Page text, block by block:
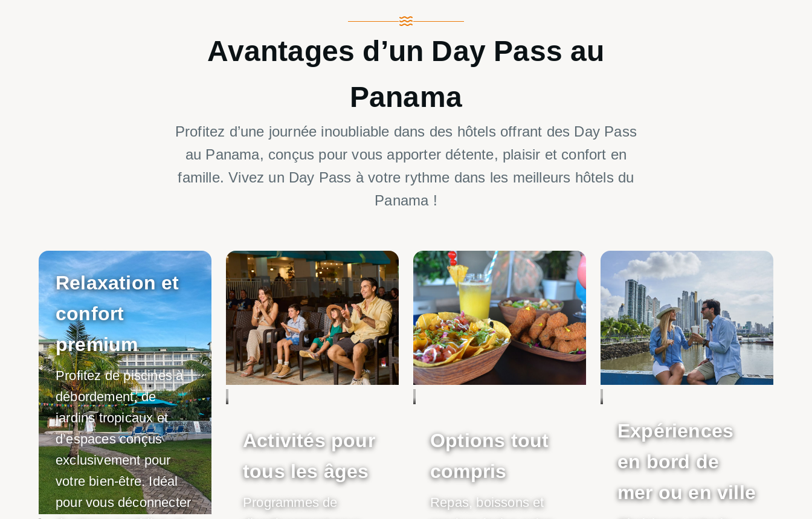
Avantages d’un Day Pass au
Panama
Profitez d’une journée inoubliable dans des hôtels offrant des Day Pass
au Panama, conçus pour vous apporter détente, plaisir et confort en
famille. Vivez un Day Pass à votre rythme dans les meilleurs hôtels du
Panama !
Relaxation et
confort
premium
Profitez de piscines à
débordement, de
jardins tropicaux et
d’espaces conçus
exclusivement pour
votre bien-être. Idéal
pour vous déconnecter
Activités pour
tous les âges
Programmes de
Options tout
compris
Repas, boissons et
Expériences
en bord de
mer ou en ville